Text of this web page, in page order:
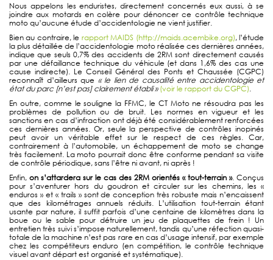
Nous appelons les enduristes, directement concernés eux aussi, à se
joindre aux motards en colère pour dénoncer ce contrôle technique
moto qu’aucune étude d’accidentologie ne vient justifier.
Bien au contraire, le rapport MAIDS (http://maids.acembike.org), l’étude
la plus détaillée de l’accidentologie moto réalisée ces dernières années,
indique que seuls 0,7% des accidents de 2RM sont directement causés
par une défaillance technique du véhicule (et dans 1,6% des cas une
cause indirecte). Le Conseil Général des Ponts et Chaussée (CGPC)
reconnaît d’ailleurs que « le lien de causalité entre accidentologie et
état du parc [n’est pas] clairement établi »(voir le rapport du CGPC).
En outre, comme le souligne la FFMC, le CT Moto ne résoudra pas les
problèmes de pollution ou de bruit. Les normes en vigueur et les
sanctions en cas d’infraction ont déjà été considérablement renforcées
ces dernières années. Or, seule la perspective de contrôles inopinés
peut avoir un véritable effet sur le respect de ces règles. Car,
contrairement à l’automobile, un échappement de moto se change
très facilement. La moto pourrait donc être conforme pendant sa visite
de contrôle périodique, sans l’être ni avant, ni après !
Enfin, on s’attardera sur le cas des 2RM orientés « tout-terrain ». Conçus
pour s’aventurer hors du goudron et circuler sur les chemins, les «
enduros » et « trails » sont de conception très robuste mais n’encaissent
que des kilométrages annuels réduits. L’utilisation tout-terrain étant
usante par nature, il suffit parfois d’une centaine de kilomètres dans la
boue ou le sable pour détruire un jeu de plaquettes de frein ! Un
entretien très suivi s’impose naturellement, tandis qu’une réfection quasi-
totale de la machine n’est pas rare en cas d’usage intensif, par exemple
chez les compétiteurs enduro (en compétition, le contrôle technique
visuel avant départ est organisé et systématique).